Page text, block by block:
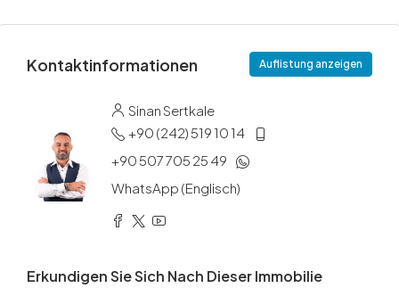
Kontaktinformationen Auflistung anzeigen
Sinan Sertkale
+90 (242) 519 10 14
+90 507 705 25 49
WhatsApp (Englisch)
Erkundigen Sie Sich Nach Dieser Immobilie